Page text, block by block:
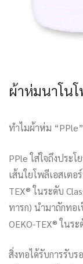
ผ้าห่มนาโน
ทำไมผ้าห่ม
PPle ใส่ใจถึงประ
เส้นใยโพลีเอสเตอ
TEX® ในระดับ
ทารก) นำมาถักทอ
OEKO-TEX® ในระ
สิ่งทอได้รับการรับร